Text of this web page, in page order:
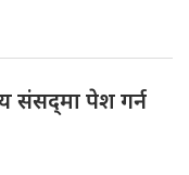
संसद्‌मा पेश गर्न